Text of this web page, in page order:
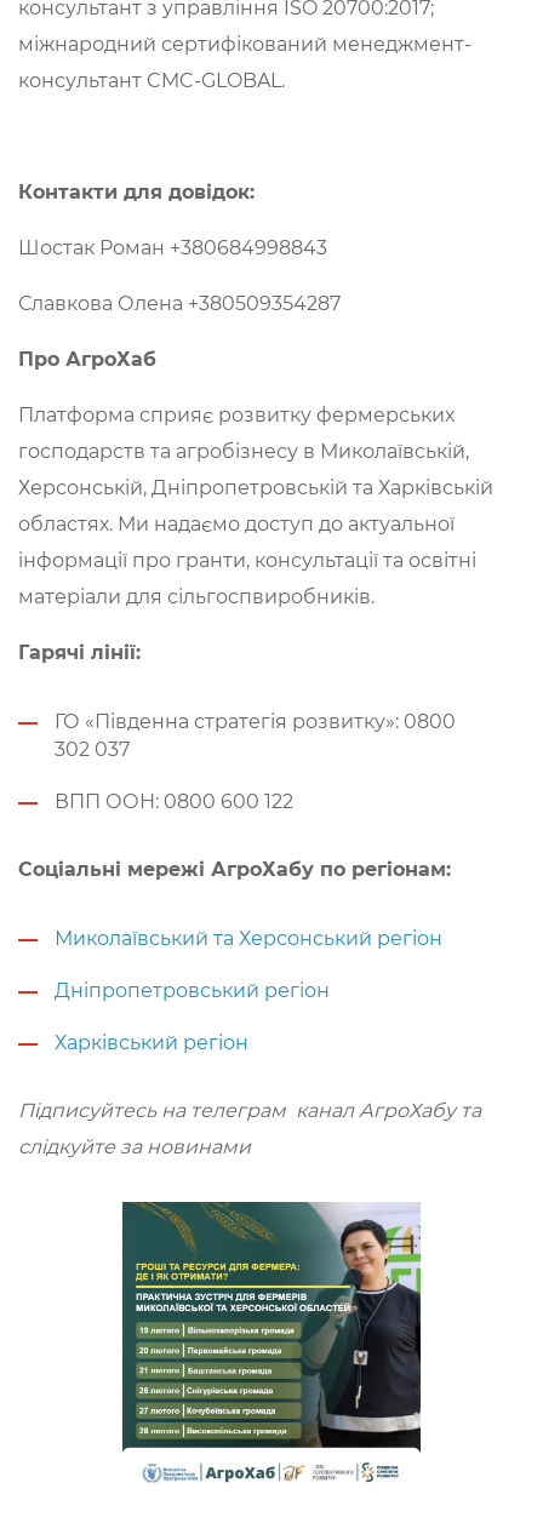
консультант з управління ISO 20700:2017;
міжнародний сертифікований менеджмент-
консультант CMC-GLOBAL.
Контакти для довідок:
Шостак Роман +380684998843
Славкова Олена +380509354287
Про АгроХаб
Платформа сприяє розвитку фермерських
господарств та агробізнесу в Миколаївській,
Херсонській, Дніпропетровській та Харківській
областях. Ми надаємо доступ до актуальної
інформації про гранти, консультації та освітні
матеріали для сільгоспвиробників.
Гарячі лінії:
ГО «Південна стратегія розвитку»: 0800
302 037
ВПП ООН: 0800 600 122
Соціальні мережі АгроХабу по регіонам:
Миколаївський та Херсонський регіон
Дніпропетровський регіон
Харківський регіон
Підписуйтесь на телеграм канал АгроХабу та
слідкуйте за новинами